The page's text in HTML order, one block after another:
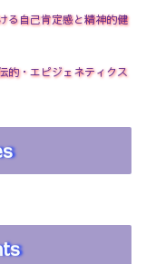
る自己肯定感と精神的健
的・エピジェネティクス